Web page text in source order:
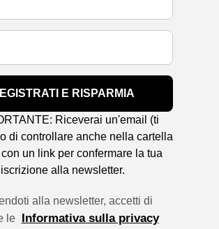
E RISPARMIA
Riceverai un'email (ti
di controllare anche nella cartella
un link per confermare la tua
iscrizione alla newsletter.
alla newsletter, accetti di
le Informativa sulla privacy